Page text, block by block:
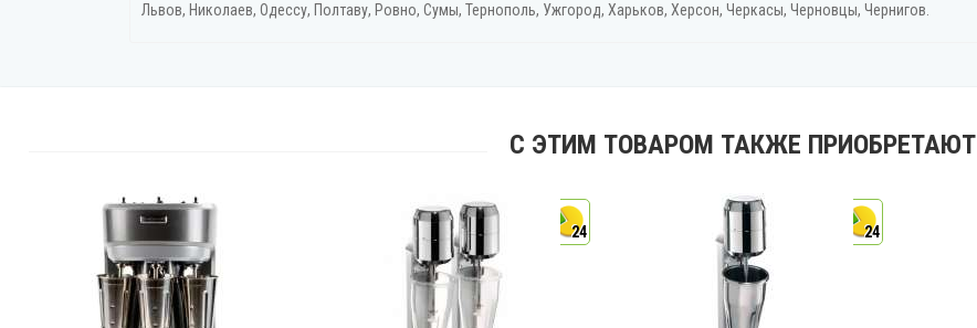
Львов, Николаев, Одессу, Полтаву, Ровно, Сумы, Тернополь, Ужгород‎, Харьков, Херсон‎, Черкасы, Черновцы, Чернигов.
С ЭТИМ ТОВАРОМ ТАКЖЕ ПРИОБРЕТАЮТ
24 24